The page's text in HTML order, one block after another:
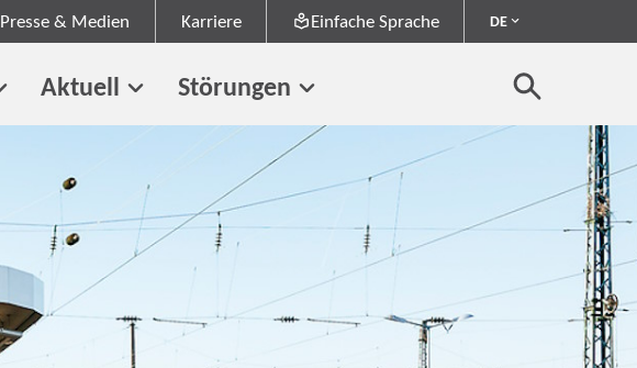
Presse & Medien Karriere Einfache Sprache DE
Aktuell Störungen